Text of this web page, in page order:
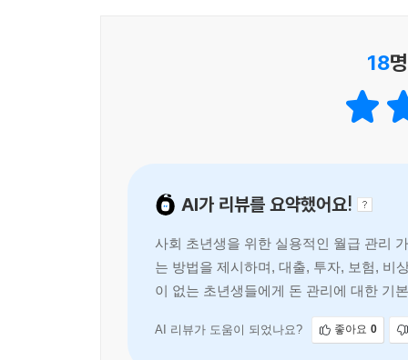
18
AI가 리뷰를 요약했어요!
사회 초년생을 위한 실용적인 월급 관리
는 방법을 제시하며, 대출, 투자, 보험, 비
이 없는 초년생들에게 돈 관리에 대한 기
AI 리뷰가 도움이 되었나요? 좋아요 0